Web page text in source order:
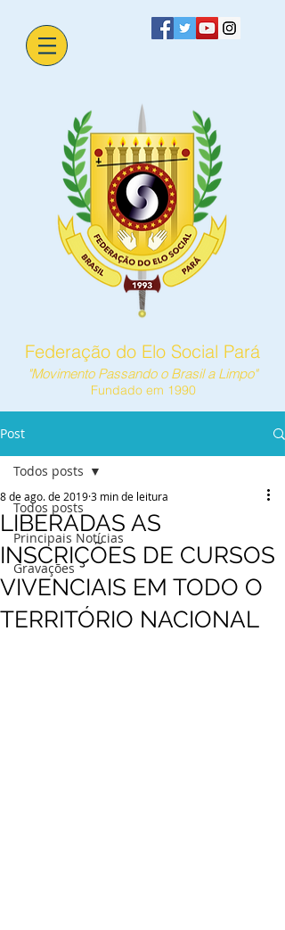
Federação do Elo Social Pará
"Movimento Passando o Brasil a Limpo"
Fundado em 1990
Post
Todos posts
Principais Notícias
Gravações
Todos posts
LIBERADAS AS
INSCRIÇÕES DE CURSOS
VIVENCIAIS EM TODO O
TERRITÓRIO NACIONAL
8 de ago. de 20193 min de leitura